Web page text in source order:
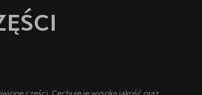
części. Cechuje je wysoka jakość oraz